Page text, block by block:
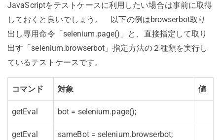
JavaScriptをテストケースに利用したい場合は事前に取得
しておくと良いでしょう。 以下の例はbrowserbot取り
出し専用命令「selenium.page()」と、直接指定して取り
出す「selenium.browserbot」指定方法の２種類を実行し
ているテストケースです。
コマンド 対象 値
getEval bot = selenium.page();
getEval sameBot = selenium.browserbot;